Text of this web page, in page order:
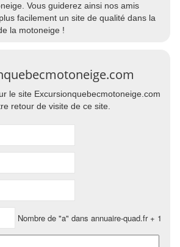
Vous guiderez ainsi nos amis
facilement un site de qualité dans la
la motoneige !
le site Excursionquebecmotoneige.com
retour de visite de ce site.
Nombre de "a" dans annuaire-quad.fr + 1